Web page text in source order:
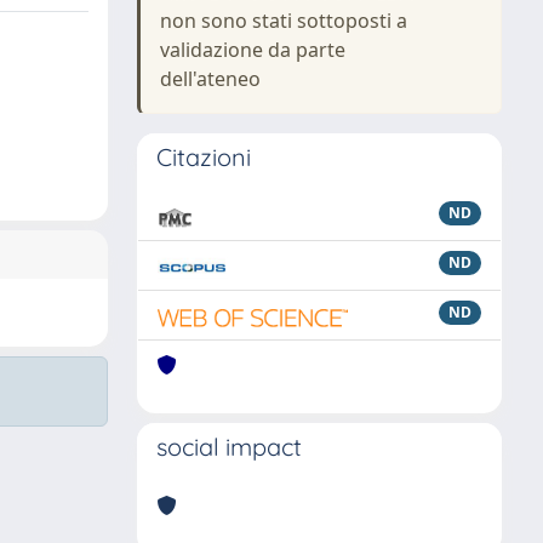
non sono stati sottoposti a
validazione da parte
dell'ateneo
Citazioni
ND
ND
ND
social impact